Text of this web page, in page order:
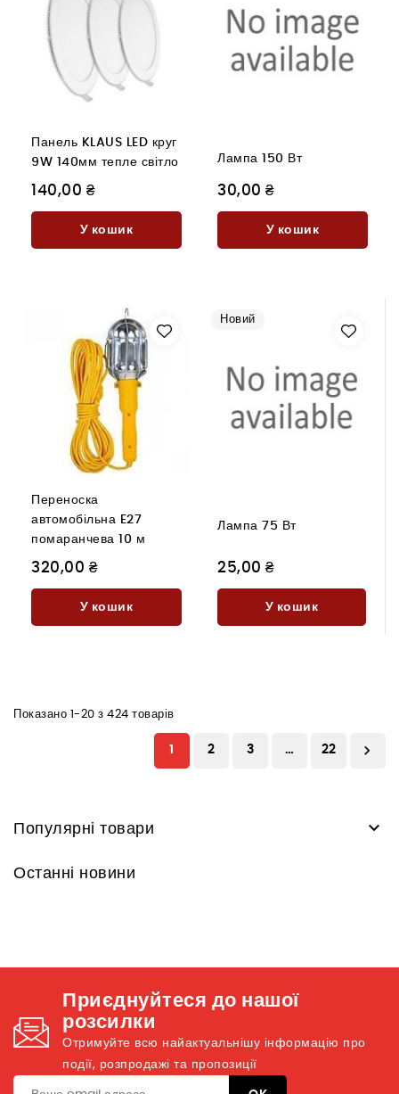
Панель KLAUS LED круг
9W 140мм тепле світло
140,00 ₴
У кошик
Лампа 150 Вт
30,00 ₴
У кошик
Переноска
автомобільна E27
помаранчева 10 м
320,00 ₴
У кошик
Новий
Лампа 75 Вт
25,00 ₴
У кошик
Показано 1-20 з 424 товарів
1 2 3 … 22 
Популярні товари 
Останні новини
Приєднуйтеся до нашої
розсилки
Отримуйте всю найактуальнішу інформацію про
події, розпродажі та пропозиції